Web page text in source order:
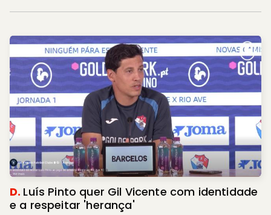
D. Luís Pinto quer Gil Vicente com identidade
e a respeitar 'herança'